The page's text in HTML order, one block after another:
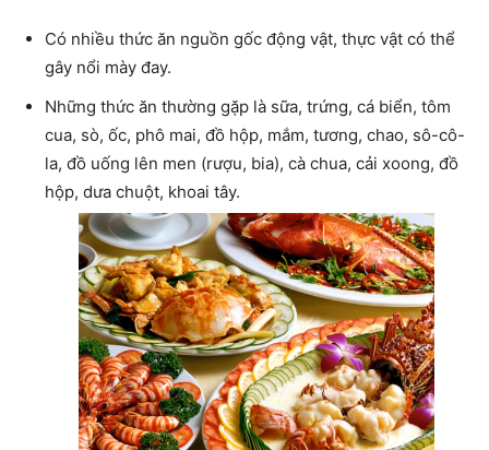
Có nhiều thức ăn nguồn gốc động vật, thực vật có thể
gây nổi mày đay.
Những thức ăn thường gặp là sữa, trứng, cá biển, tôm
cua, sò, ốc, phô mai, đồ hộp, mắm, tương, chao, sô-cô-
la, đồ uống lên men (rượu, bia), cà chua, cải xoong, đồ
hộp, dưa chuột, khoai tây.